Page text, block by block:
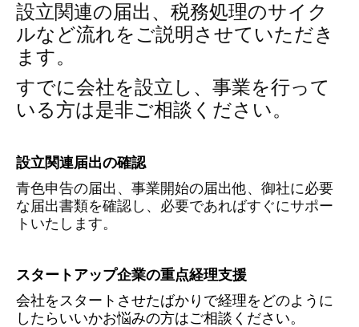
設立関連の届出、税務処理のサイク
ルなど流れをご説明させていただき
ます。
すでに会社を設立し、事業を行って
いる方は是非ご相談ください。
設立関連届出の確認
青色申告の届出、事業開始の届出他、御社に必要
な届出書類を確認し、必要であればすぐにサポー
トいたします。
スタートアップ企業の重点経理支援
会社をスタートさせたばかりで経理をどのように
したらいいかお悩みの方はご相談ください。